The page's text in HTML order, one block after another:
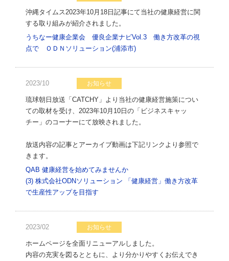
沖縄タイムス2023年10月18日記事にて当社の健康経営に関
する取り組みが紹介されました。
うちなー健康企業会 優良企業ナビVol.3 働き方改革の視
点で ＯＤＮソリューション(浦添市)
2023/10 お知らせ
琉球朝日放送「CATCHY」より当社の健康経営施策につい
ての取材を受け、2023年10月10日の「ビジネスキャッ
チー」のコーナーにて放映されました。
放送内容の記事とアーカイブ動画は下記リンクより参照で
きます。
QAB 健康経営を始めてみませんか
(3) 株式会社ODNソリューション 「健康経営」働き方改革
で生産性アップを目指す
2023/02 お知らせ
ホームページを全面リニューアルしました。
内容の充実を図るとともに、より分かりやすくお伝えでき